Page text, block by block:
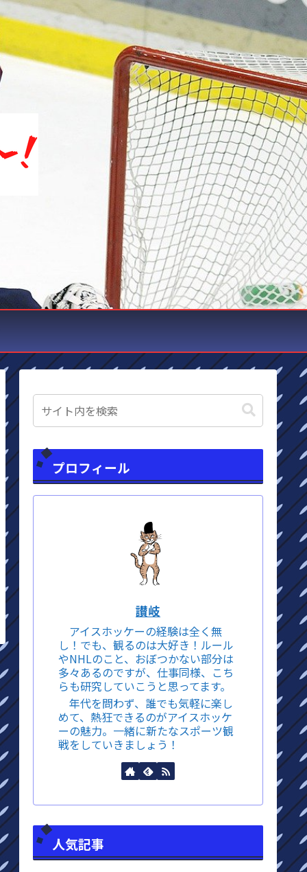
プロフィール
讃岐
アイスホッケーの経験は全く無
し！でも、観るのは大好き！ルール
やNHLのこと、おぼつかない部分は
多々あるのですが、仕事同様、こち
らも研究していこうと思ってます。
年代を問わず、誰でも気軽に楽し
めて、熱狂できるのがアイスホッケ
ーの魅力。一緒に新たなスポーツ観
戦をしていきましょう！
人気記事